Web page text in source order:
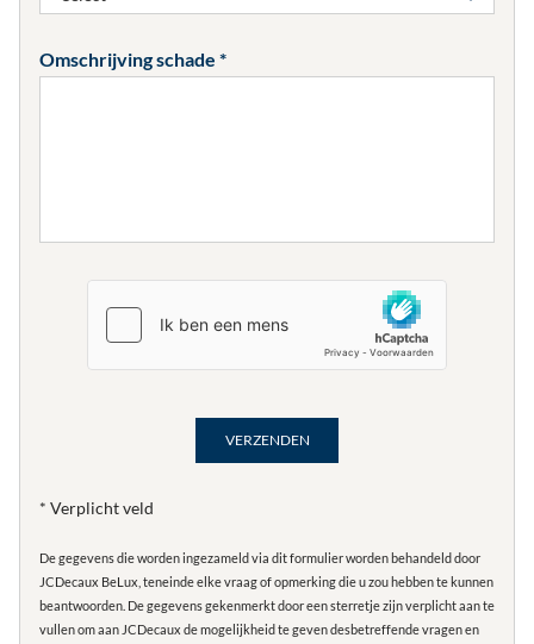
Omschrijving schade
* Verplicht veld
De gegevens die worden ingezameld via dit formulier worden behandeld door
JCDecaux BeLux, teneinde elke vraag of opmerking die u zou hebben te kunnen
beantwoorden. De gegevens gekenmerkt door een sterretje zijn verplicht aan te
vullen om aan JCDecaux de mogelijkheid te geven desbetreffende vragen en